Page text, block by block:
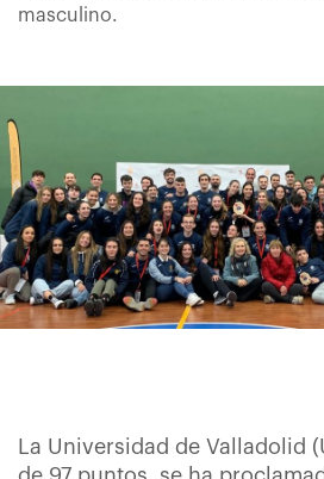
masculino.
La Universidad de Valladolid